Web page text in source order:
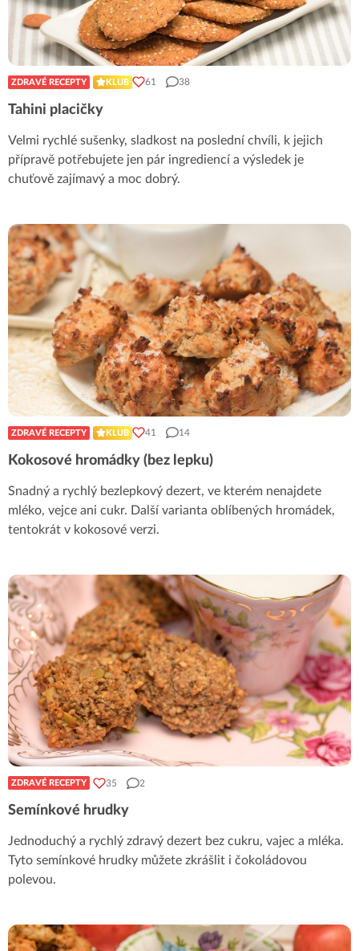
ZDRAVÉ RECEPTY KLUB 61 38
Tahini placičky
Velmi rychlé sušenky, sladkost na poslední chvíli, k jejich
přípravě potřebujete jen pár ingrediencí a výsledek je
chuťově zajímavý a moc dobrý.
ZDRAVÉ RECEPTY KLUB 41 14
Kokosové hromádky (bez lepku)
Snadný a rychlý bezlepkový dezert, ve kterém nenajdete
mléko, vejce ani cukr. Další varianta oblíbených hromádek,
tentokrát v kokosové verzi.
ZDRAVÉ RECEPTY 35 2
Semínkové hrudky
Jednoduchý a rychlý zdravý dezert bez cukru, vajec a mléka.
Tyto semínkové hrudky můžete zkrášlit i čokoládovou
polevou.